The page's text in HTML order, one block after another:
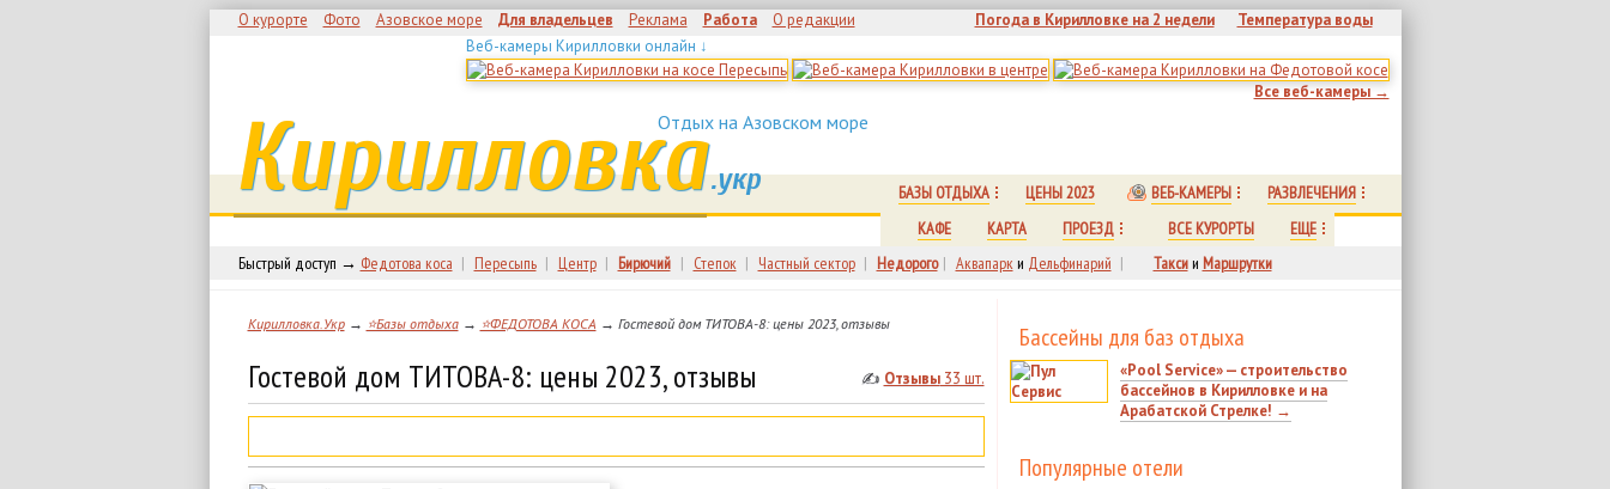
О курорте Фото Азовское море Для владельцев Реклама Работа О редакции Погода в Кирилловке на 2 недели
Температура воды
Веб-камеры Кирилловки онлайн ↓
Все веб-камеры →
Отдых на Азовском море
Кирилловка.укр БАЗЫ ОТДЫХА ЦЕНЫ 2023 ВЕБ-КАМЕРЫ
РАЗВЛЕЧЕНИЯ
КАФЕ
КАРТА ПРОЕЗД ВСЕ КУРОРТЫ
ЕЩЕ
Быстрый доступ → Федотова коса | Пересыпь | Центр | Бирючий | Степок | Частный сектор | Недорого | Аквапарки Дельфинарий | Таксии Маршрутки
Кирилловка.Укр→ ⭐Базы отдыха→ ⭐ФЕДОТОВА КОСА → Гостевой дом ТИТОВА-8: цены 2023, отзывы
✍ Отзывы33 шт.
Гостевой дом ТИТОВА-8: цены 2023, отзывы
Бассейны для баз отдыха
«Pool Service» — строительство
бассейнов в Кирилловке и на
Арабатской Стрелке! →
Популярные отели